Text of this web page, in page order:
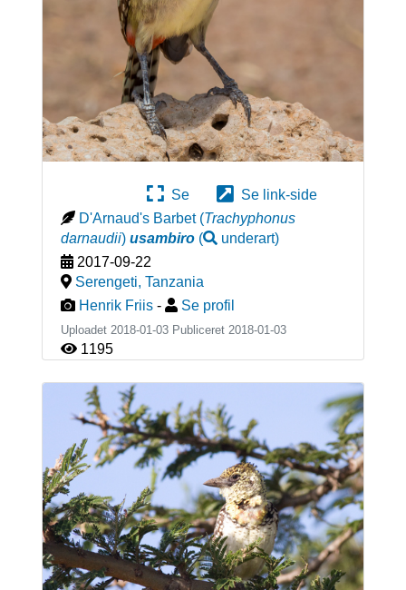
Se
Se link-side
D'Arnaud's Barbet (Trachyphonus
darnaudii) usambiro( underart)
2017-09-22
Serengeti, Tanzania
Henrik Friis - Se profil
Uploadet 2018-01-03 Publiceret 2018-01-03
1195